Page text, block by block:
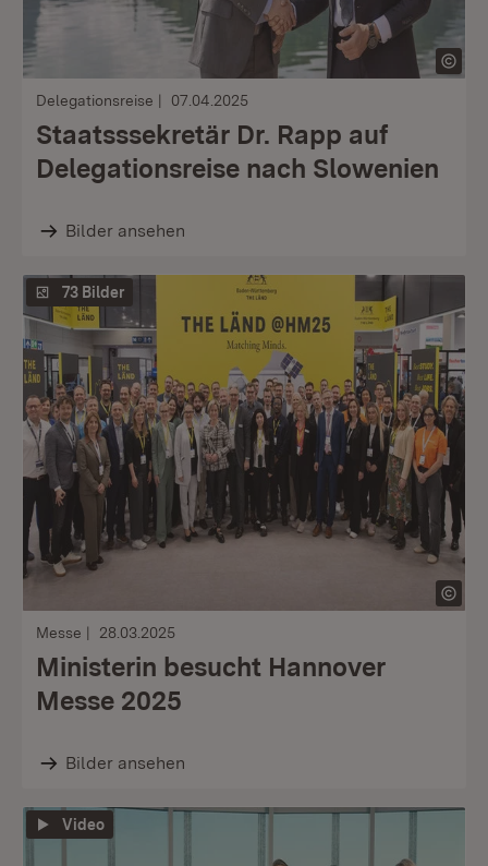
Delegationsreise 07.04.2025
Staatsssekretär Dr. Rapp auf
Delegationsreise nach Slowenien
Bilder ansehen
73 Bilder
Messe 28.03.2025
Ministerin besucht Hannover
Messe 2025
Bilder ansehen
Video